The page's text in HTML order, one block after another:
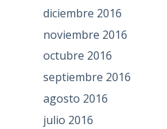
diciembre 2016
noviembre 2016
octubre 2016
septiembre 2016
agosto 2016
julio 2016